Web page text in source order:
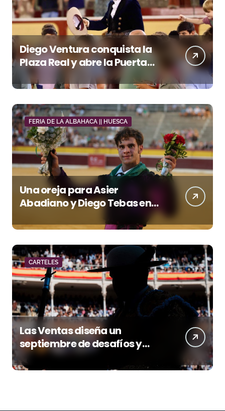
Diego Ventura conquista la
Plaza Real y abre la Puerta
Grande en El Puerto
FERIA DE LA ALBAHACA || HUESCA
Una oreja para Asier
Abadiano y Diego Tebas en
una apertura de la Albahaca
marcada por el buen juego
de Los Maños
CARTELES
Las Ventas diseña un
septiembre de desafíos y
variedad ganadera